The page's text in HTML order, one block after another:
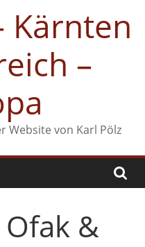
Kärnten
–
Website von Karl Pölz
&